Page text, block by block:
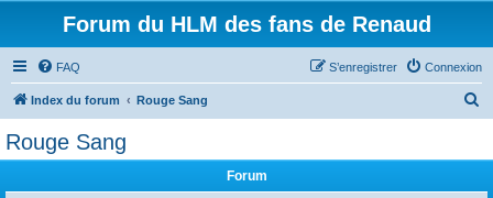
Forum du HLM des fans de Renaud
FAQ Connexion
S’enregistrer
Index du forum Rouge Sang
Rouge Sang
Forum